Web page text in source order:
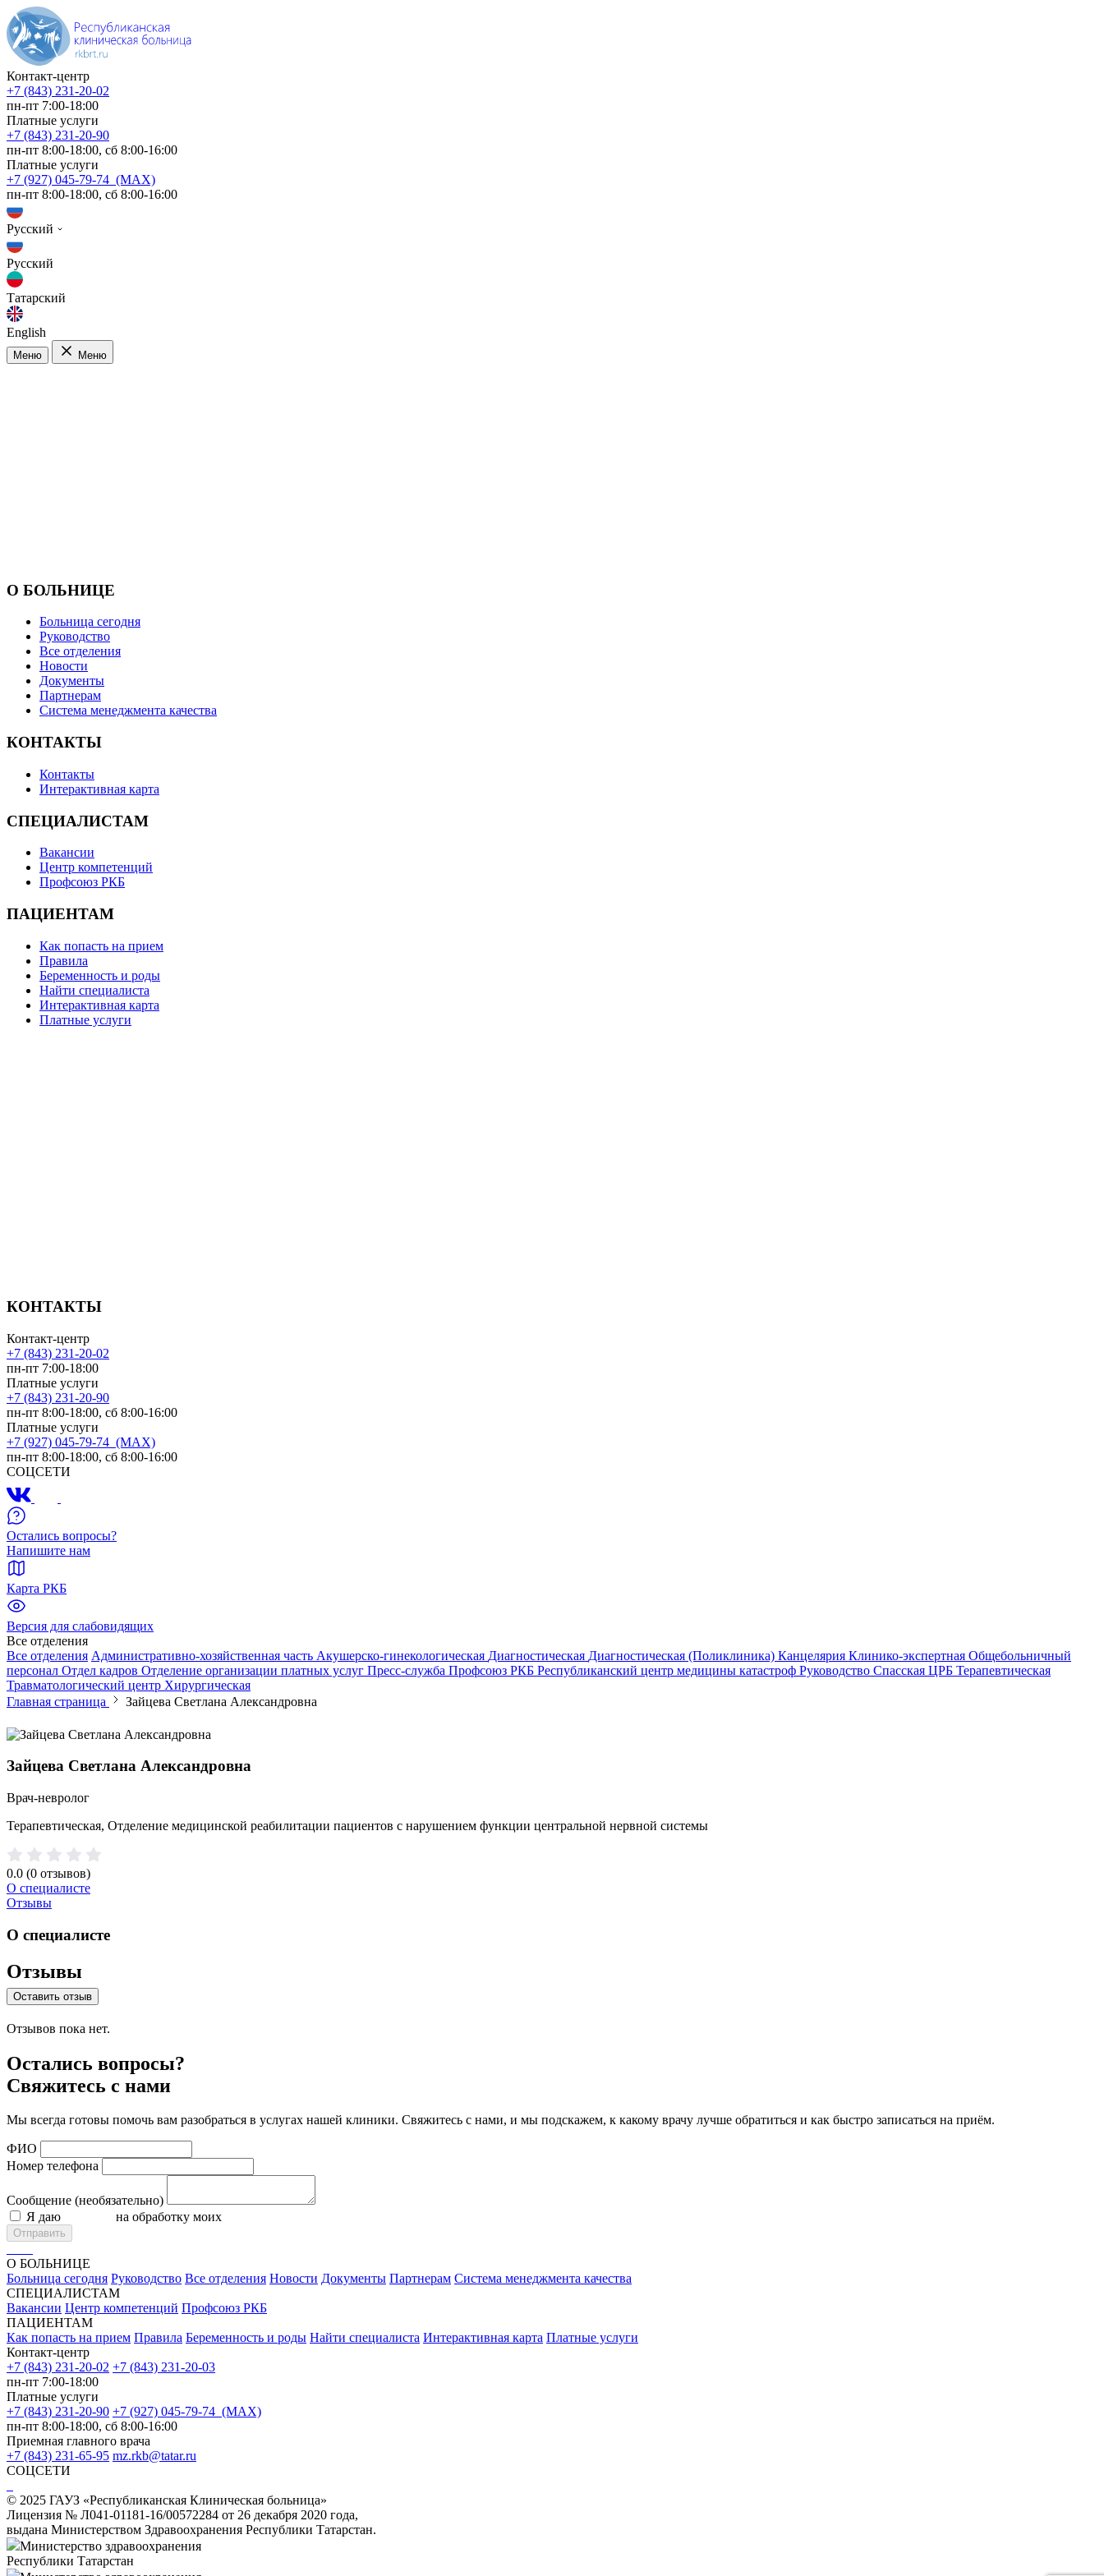
Контакт-центр
+7 (843) 231-20-02
пн-пт 7:00-18:00
Платные услуги
+7 (843) 231-20-90
пн-пт 8:00-18:00, сб 8:00-16:00
Платные услуги
+7 (927) 045-79-74 (MAX)
пн-пт 8:00-18:00, сб 8:00-16:00
Русский
Русский
Татарский
English
Меню Меню
О БОЛЬНИЦЕ
Больница сегодня
Руководство
Все отделения
Новости
Документы
Партнерам
Система менеджмента качества
КОНТАКТЫ
Контакты
Интерактивная карта
СПЕЦИАЛИСТАМ
Вакансии
Центр компетенций
Профсоюз РКБ
ПАЦИЕНТАМ
Как попасть на прием
Правила
Беременность и роды
Найти специалиста
Интерактивная карта
Платные услуги
КОНТАКТЫ
Контакт-центр
+7 (843) 231-20-02
пн-пт 7:00-18:00
Платные услуги
+7 (843) 231-20-90
пн-пт 8:00-18:00, сб 8:00-16:00
Платные услуги
+7 (927) 045-79-74 (MAX)
пн-пт 8:00-18:00, сб 8:00-16:00
СОЦСЕТИ
Остались вопросы?
Напишите нам
Карта РКБ
Версия для слабовидящих
Все отделения
Все отделения Административно-хозяйственная часть Акушерско-гинекологическая Диагностическая Диагностическая (Поликлиника) Канцелярия Клинико-экспертная Общебольничный
персонал Отдел кадров Отделение организации платных услуг Пресс-служба Профсоюз РКБ Республиканский центр медицины катастроф Руководство Спасская ЦРБ Терапевтическая
Травматологический центр Хирургическая
Главная страница
Зайцева Светлана Александровна
Зайцева Светлана Александровна
Врач-невролог
Терапевтическая, Отделение медицинской реабилитации пациентов с нарушением функции центральной нервной системы
0.0 (0 отзывов)
О специалисте
Отзывы
О специалисте
Отзывы
Оставить отзыв
Отзывов пока нет.
Остались вопросы?
Свяжитесь с нами
Мы всегда готовы помочь вам разобраться в услугах нашей клиники. Свяжитесь с нами, и мы подскажем, к какому врачу лучше обратиться и как быстро записаться на приём.
ФИО
Номер телефона
Сообщение (необязательно)
Я даю
на обработку моих
Отправить
О БОЛЬНИЦЕ
Больница сегодня Руководство Все отделения Новости Документы Партнерам Система менеджмента качества
СПЕЦИАЛИСТАМ
Вакансии Центр компетенций Профсоюз РКБ
ПАЦИЕНТАМ
Как попасть на прием Правила Беременность и роды Найти специалиста Интерактивная карта Платные услуги
Контакт-центр
+7 (843) 231-20-02 +7 (843) 231-20-03
пн-пт 7:00-18:00
Платные услуги
+7 (843) 231-20-90 +7 (927) 045-79-74 (MAX)
пн-пт 8:00-18:00, сб 8:00-16:00
Приемная главного врача
+7 (843) 231-65-95 mz.rkb@tatar.ru
СОЦСЕТИ
© 2025 ГАУЗ «Республиканская Клиническая больница»
Лицензия № Л041-01181-16/00572284 от 26 декабря 2020 года,
выдана Министерством Здравоохранения Республики Татарстан.
Министерство здравоохранения
Республики Татарстан